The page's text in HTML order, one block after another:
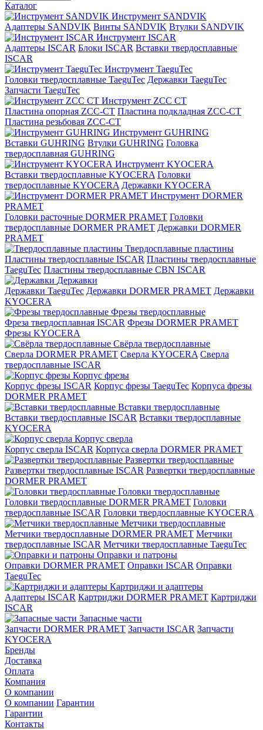
Каталог
Инструмент SANDVIK
Адаптеры SANDVIK Винты SANDVIK Втулки SANDVIK
Инструмент ISCAR
Адаптеры ISCAR Блоки ISCAR Вставки твердосплавные
ISCAR
Инструмент TaeguTec
Головки твердосплавные TaeguTec Державки TaeguTec
Запчасти TaeguTec
Инструмент ZCС CT
Пластина опорная ZCC-CT Пластина подкладная ZCC-CT
Пластина резьбовая ZCC-CT
Инструмент GUHRING
Вставки GUHRING Втулки GUHRING Головка
твердосплавная GUHRING
Инструмент KYOCERA
Вставки твердосплавные KYOCERA Головки
твердосплавные KYOCERA Державки KYOCERA
Инструмент DORMER
PRAMET
Головки расточные DORMER PRAMET Головки
твердосплавные DORMER PRAMET Державки DORMER
PRAMET
Твердосплавные пластины
Пластины твердосплавные ISCAR Пластины твердосплавные
TaeguTec Пластины твердосплавные CBN ISCAR
Державки
Державки TaeguTec Державки DORMER PRAMET Державки
KYOCERA
Фрезы твердосплавные
Фреза твердосплавная ISCAR Фрезы DORMER PRAMET
Фрезы KYOCERA
Свёрла твердосплавные
Сверла DORMER PRAMET Сверла KYOCERA Сверла
твердосплавные ISCAR
Корпус фрезы
Корпус фрезы ISCAR Корпус фрезы TaeguTec Корпуса фрезы
DORMER PRAMET
Вставки твердосплавные
Вставки твердосплавные ISCAR Вставки твердосплавные
KYOCERA
Корпус сверла
Корпус сверла ISCAR Корпуса сверла DORMER PRAMET
Развертки твердосплавные
Развертки твердосплавные ISCAR Развертки твердосплавные
DORMER PRAMET
Головки твердосплавные
Головки твердосплавные DORMER PRAMET Головки
твердосплавные ISCAR Головки твердосплавные KYOCERA
Метчики твердосплавные
Метчики твердосплавные DORMER PRAMET Метчики
твердосплавные ISCAR Метчики твердосплавные TaeguTec
Оправки и патроны
Оправки DORMER PRAMET Оправки ISCAR Оправки
TaeguTec
Картриджи и адаптеры
Адаптеры ISCAR Картриджи DORMER PRAMET Картриджи
ISCAR
Запасные части
Запчасти DORMER PRAMET Запчасти ISCAR Запчасти
KYOCERA
Бренды
Доставка
Оплата
Компания
О компании
О компании Гарантии
Гарантии
Контакты